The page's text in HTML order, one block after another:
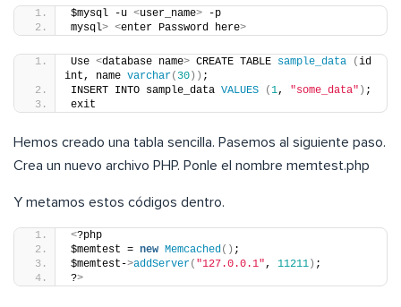
$mysql -u <user_name> -p
mysql> <enter Password here>
Use <database name> CREATE TABLE sample_data (id
int, name varchar( 30)) ;
INSERT INTO sample_data VALUES (1, "some_data" ) ;
exit
Hemos creado una tabla sencilla. Pasemos al siguiente paso.
Crea un nuevo archivo PHP. Ponle el nombre memtest.php
Y metamos estos códigos dentro.
<?php
$memtest = new Memcached () ;
$memtest->addServer( "127.0.0.1" , 11211) ;
?>